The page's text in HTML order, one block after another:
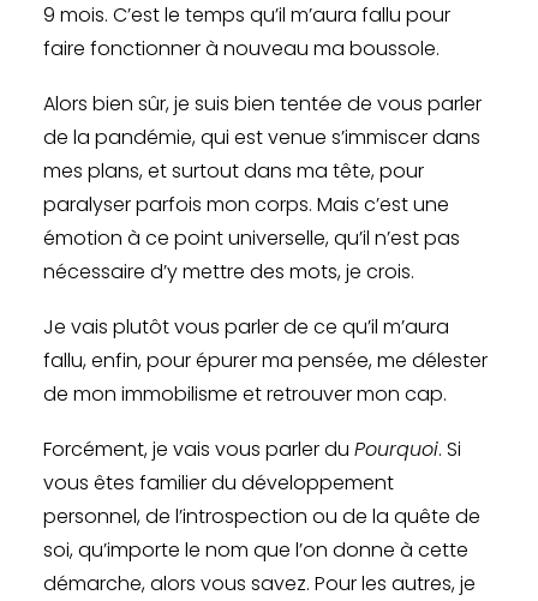
9 mois. C’est le temps qu’il m’aura fallu pour
faire fonctionner à nouveau ma boussole.
Alors bien sûr, je suis bien tentée de vous parler
de la pandémie, qui est venue s’immiscer dans
mes plans, et surtout dans ma tête, pour
paralyser parfois mon corps. Mais c’est une
émotion à ce point universelle, qu’il n’est pas
nécessaire d’y mettre des mots, je crois.
Je vais plutôt vous parler de ce qu’il m’aura
fallu, enfin, pour épurer ma pensée, me délester
de mon immobilisme et retrouver mon cap.
Forcément, je vais vous parler du Pourquoi. Si
vous êtes familier du développement
personnel, de l’introspection ou de la quête de
soi, qu’importe le nom que l’on donne à cette
démarche, alors vous savez. Pour les autres, je